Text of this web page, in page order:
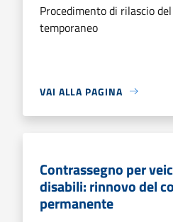
Procedimento di rilascio
temporaneo
VAI ALLA PAGINA
Contrassegno per
disabili: rinnovo del
permanente